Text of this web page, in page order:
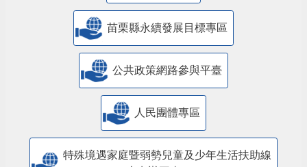
苗栗縣永續發展目標專區
公共政策網路參與平臺
人民團體專區
特殊境遇家庭暨弱勢兒童及少年生活扶助線